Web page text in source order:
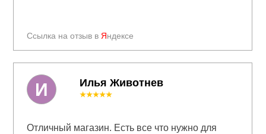
Ссылка на отзыв в Яндексе
Илья Животнев
★★★★★
Отличный магазин. Есть все что нужно для
И